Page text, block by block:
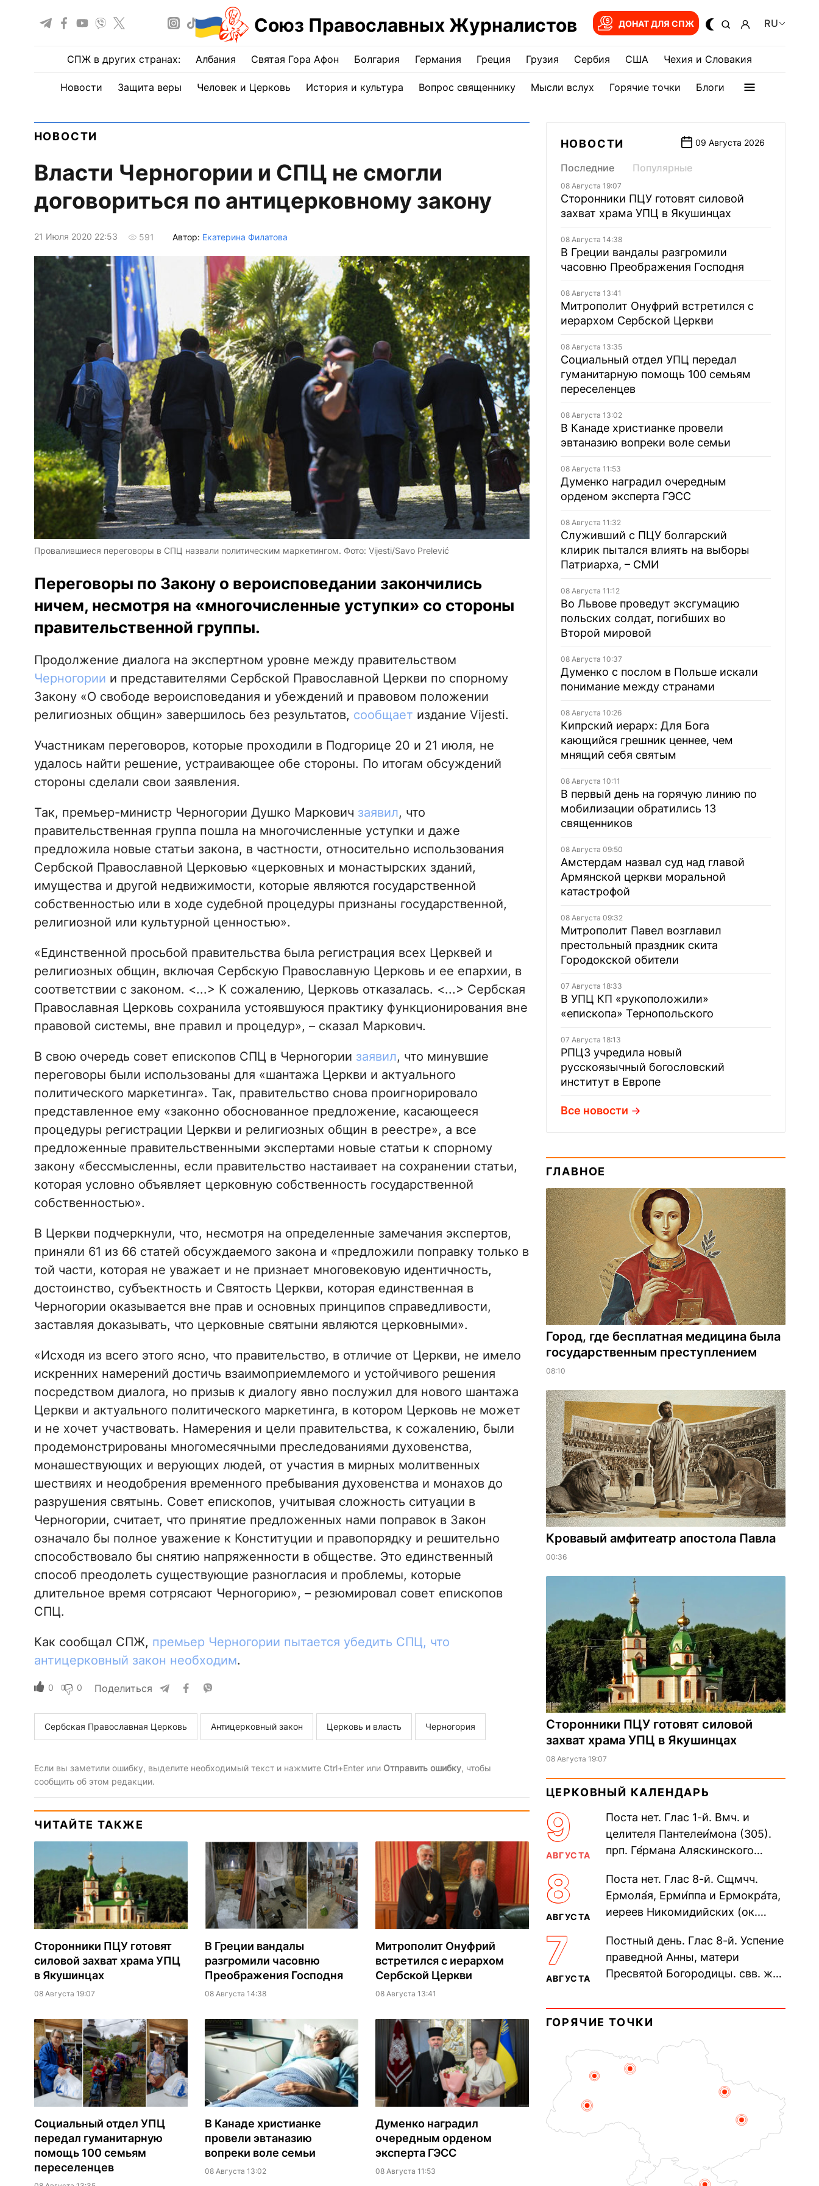
Союз Православных Журналистов ДОНАТ ДЛЯ СПЖ RU
СПЖ в других странах: Албания Святая Гора Афон Болгария Германия Греция Грузия Сербия США Чехия и Словакия
Новости Защита веры Человек и Церковь История и культура Вопрос священнику Мысли вслух Горячие точки Блоги
НОВОСТИ
Власти Черногории и СПЦ не смогли
договориться по антицерковному закону
21 Июля 2020 22:53 591 Автор: Екатерина Филатова
Провалившиеся переговоры в СПЦ назвали политическим маркетингом. Фото: Vijesti/Savo Prelević
Переговоры по Закону о вероисповедании закончились
ничем, несмотря на «многочисленные уступки» со стороны
правительственной группы.
Продолжение диалога на экспертном уровне между правительством
Черногории и представителями Сербской Православной Церкви по спорному
Закону «О свободе вероисповедания и убеждений и правовом положении
религиозных общин» завершилось без результатов, сообщает издание Vijesti.
Участникам переговоров, которые проходили в Подгорице 20 и 21 июля, не
удалось найти решение, устраивающее обе стороны. По итогам обсуждений
стороны сделали свои заявления.
Так, премьер-министр Черногории Душко Маркович заявил, что
правительственная группа пошла на многочисленные уступки и даже
предложила новые статьи закона, в частности, относительно использования
Сербской Православной Церковью «церковных и монастырских зданий,
имущества и другой недвижимости, которые являются государственной
собственностью или в ходе судебной процедуры признаны государственной,
религиозной или культурной ценностью».
«Единственной просьбой правительства была регистрация всех Церквей и
религиозных общин, включая Сербскую Православную Церковь и ее епархии, в
соответствии с законом. <...> К сожалению, Церковь отказалась. <...> Сербская
Православная Церковь сохранила устоявшуюся практику функционирования вне
правовой системы, вне правил и процедур», – сказал Маркович.
В свою очередь совет епископов СПЦ в Черногории заявил, что минувшие
переговоры были использованы для «шантажа Церкви и актуального
политического маркетинга». Так, правительство снова проигнорировало
представленное ему «законно обоснованное предложение, касающееся
процедуры регистрации Церкви и религиозных общин в реестре», а все
предложенные правительственными экспертами новые статьи к спорному
закону «бессмысленны, если правительство настаивает на сохранении статьи,
которая условно объявляет церковную собственность государственной
собственностью».
В Церкви подчеркнули, что, несмотря на определенные замечания экспертов,
приняли 61 из 66 статей обсуждаемого закона и «предложили поправку только в
той части, которая не уважает и не признает многовековую идентичность,
достоинство, субъектность и Святость Церкви, которая единственная в
Черногории оказывается вне прав и основных принципов справедливости,
заставляя доказывать, что церковные святыни являются церковными».
«Исходя из всего этого ясно, что правительство, в отличие от Церкви, не имело
искренних намерений достичь взаимоприемлемого и устойчивого решения
посредством диалога, но призыв к диалогу явно послужил для нового шантажа
Церкви и актуального политического маркетинга, в котором Церковь не может
и не хочет участвовать. Намерения и цели правительства, к сожалению, были
продемонстрированы многомесячными преследованиями духовенства,
монашествующих и верующих людей, от участия в мирных молитвенных
шествиях и неодобрения временного пребывания духовенства и монахов до
разрушения святынь. Совет епископов, учитывая сложность ситуации в
Черногории, считает, что принятие предложенных нами поправок в Закон
означало бы полное уважение к Конституции и правопорядку и решительно
способствовало бы снятию напряженности в обществе. Это единственный
способ преодолеть существующие разногласия и проблемы, которые
длительное время сотрясают Черногорию», – резюмировал совет епископов
СПЦ.
Как сообщал СПЖ, премьер Черногории пытается убедить СПЦ, что
антицерковный закон необходим.
0 0 Поделиться
Сербская Православная Церковь Антицерковный закон Церковь и власть Черногория
Если вы заметили ошибку, выделите необходимый текст и нажмите Ctrl+Enter или Отправить ошибку, чтобы
сообщить об этом редакции.
ЧИТАЙТЕ ТАКЖЕ
Сторонники ПЦУ готовят
силовой захват храма УПЦ
в Якушинцах
08 Августа 19:07
В Греции вандалы
разгромили часовню
Преображения Господня
08 Августа 14:38
Митрополит Онуфрий
встретился с иерархом
Сербской Церкви
08 Августа 13:41
Социальный отдел УПЦ
передал гуманитарную
помощь 100 семьям
переселенцев
В Канаде христианке
провели эвтаназию
вопреки воле семьи
08 Августа 13:02
Думенко наградил
очередным орденом
эксперта ГЭСС
08 Августа 11:53
НОВОСТИ 09 Августа 2026
Последние Популярные
08 Августа 19:07
Сторонники ПЦУ готовят силовой
захват храма УПЦ в Якушинцах
08 Августа 14:38
В Греции вандалы разгромили
часовню Преображения Господня
08 Августа 13:41
Митрополит Онуфрий встретился с
иерархом Сербской Церкви
08 Августа 13:35
Социальный отдел УПЦ передал
гуманитарную помощь 100 семьям
переселенцев
08 Августа 13:02
В Канаде христианке провели
эвтаназию вопреки воле семьи
08 Августа 11:53
Думенко наградил очередным
орденом эксперта ГЭСС
08 Августа 11:32
Служивший с ПЦУ болгарский
клирик пытался влиять на выборы
Патриарха, – СМИ
08 Августа 11:12
Во Львове проведут эксгумацию
польских солдат, погибших во
Второй мировой
08 Августа 10:37
Думенко с послом в Польше искали
понимание между странами
08 Августа 10:26
Кипрский иерарх: Для Бога
кающийся грешник ценнее, чем
мнящий себя святым
08 Августа 10:11
В первый день на горячую линию по
мобилизации обратились 13
священников
08 Августа 09:50
Амстердам назвал суд над главой
Армянской церкви моральной
катастрофой
08 Августа 09:32
Митрополит Павел возглавил
престольный праздник скита
Городокской обители
07 Августа 18:33
В УПЦ КП «рукоположили»
«епископа» Тернопольского
07 Августа 18:13
РПЦЗ учредила новый
русскоязычный богословский
институт в Европе
Все новости
ГЛАВНОЕ
Город, где бесплатная медицина была
государственным преступлением
08:10
​Кровавый амфитеатр апостола Павла
00:36
Сторонники ПЦУ готовят силовой
захват храма УПЦ в Якушинцах
08 Августа 19:07
ЦЕРКОВНЫЙ КАЛЕНДАРЬ
9
АВГУСТА
Поста нет. Глас 1-й. Вмч. и
целителя Пантелеи́мона (305).
прп. Ге́рмана Аляскинского
Николая Кочанова, Христа
ради...
8
АВГУСТА
Поста нет. Глас 8-й. Сщмчч.
Ермола́я, Ерми́ппа и Ермокра́та,
иереев Никомидийских (ок.
Печерского, в Ближних
пещерах...
7
АВГУСТА
Постный день. Глас 8-й. Успение
праведной Анны, матери
Пресвятой Богородицы. свв. жен
прп. Евпракси́и девы,...
ГОРЯЧИЕ ТОЧКИ